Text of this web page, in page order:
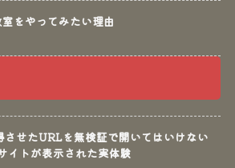
をやってみたい理由
させたURLを無検証で開いてはいけない
トが表示された実体験